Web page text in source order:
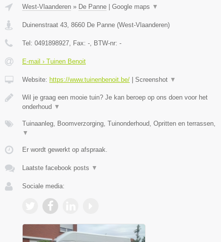
West-Vlaanderen » De Panne | Google maps ▼
Duinenstraat 43 8660 De Panne (West-Vlaanderen)
Tel: 0491898927 , Fax: - , BTW-nr: -
E-mail › Tuinen Benoit
Website: https://www.tuinenbenoit.be/ | Screenshot ▼
Wil je graag een mooie tuin? Je kan beroep op ons doen voor het
onderhoud ▼
Tuinaanleg, Boomverzorging, Tuinonderhoud, Opritten en terrassen,
▼
Er wordt gewerkt op afspraak.
Laatste facebook posts ▼
Sociale media: